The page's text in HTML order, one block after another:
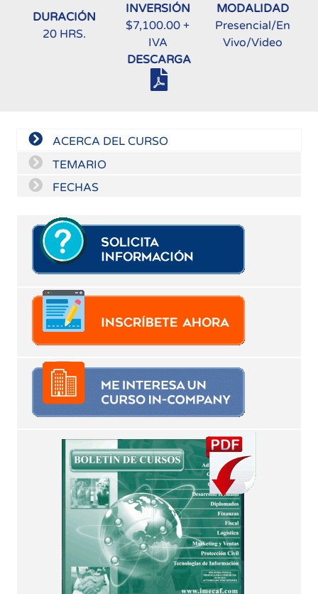
DURACIÓN
20 HRS.
INVERSIÓN
$7,100.00 +
IVA
MODALIDAD
Presencial/En
Vivo/Video
DESCARGA
ACERCA DEL CURSO
TEMARIO
FECHAS